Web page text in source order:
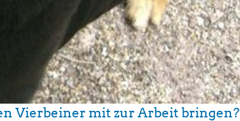
Vierbeiner mit zur Arbeit bringen?